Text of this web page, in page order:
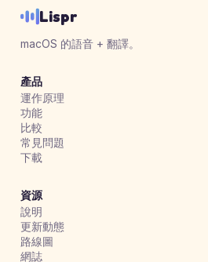
Lispr
macOS 的語音 + 翻譯。
產品
運作原理
功能
比較
常見問題
下載
資源
說明
更新動態
路線圖
網誌